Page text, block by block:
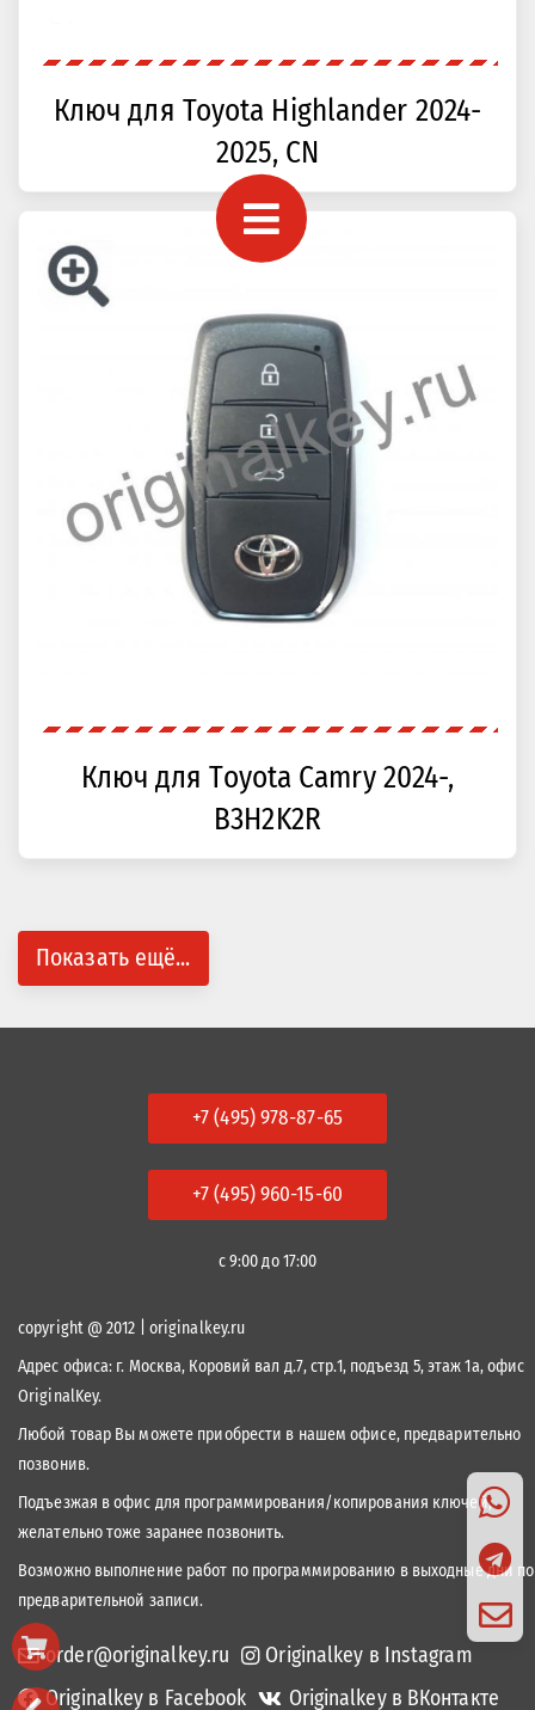
Ключ для Toyota Highlander 2024-
2025, CN
Ключ для Toyota Camry 2024-,
B3H2K2R
Показать ещё...
+7 (495) 978-87-65
+7 (495) 960-15-60
с 9:00 до 17:00
copyright @ 2012 | originalkey.ru
Адрес офиса: г. Москва, Коровий вал д.7, стр.1, подъезд 5, этаж 1а, офис
OriginalKey.
Любой товар Вы можете приобрести в нашем офисе, предварительно
позвонив.
Подъезжая в офис для программирования/копирования ключей,
желательно тоже заранее позвонить.
Возможно выполнение работ по программированию в выходные дни по
предварительной записи.
order@originalkey.ru
Originalkey в Instagram
Originalkey в Facebook
Originalkey в ВКонтакте